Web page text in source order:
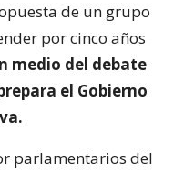
de un grupo
por cinco años
medio del debate
el Gobierno
parlamentarios del